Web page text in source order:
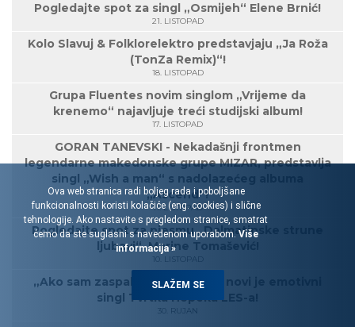
Pogledajte spot za singl „Osmijeh“ Elene Brnić!
21. LISTOPAD
Kolo Slavuj & Folklorelektro predstavjaju „Ja Roža
(TonZa Remix)“!
18. LISTOPAD
Grupa Fluentes novim singlom „Vrijeme da
krenemo“ najavljuje treći studijski album!
17. LISTOPAD
GORAN TANEVSKI - Nekadašnji frontmen
legendarne makedonske grupe MIZAR, predstavlja
singl „Wish a man“ s nadolazećeg albuma
„Ascend“!
11. LISTOPAD
Pogledajte spot za pjesmu „Dalmatinske strune
ljubavi“, Marine Tomašević!
10. LISTOPAD
„Ako sam zaspala probudi me“, novi je emotivni
singl Tvrtka Hopeka LES-a!
30. RUJAN
Ova web stranica radi boljeg rada i poboljšane
funkcionalnosti koristi kolačiće (eng. cookies) i slične
tehnologije. Ako nastavite s pregledom stranice, smatrat
ćemo da ste suglasni s navedenom uporabom.Više
informacija »
SLAŽEM SE